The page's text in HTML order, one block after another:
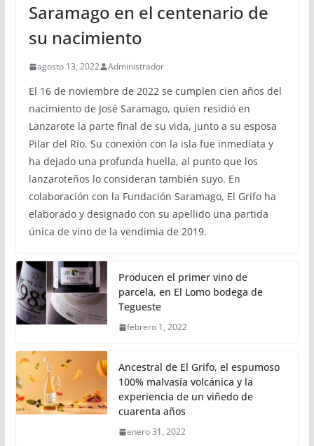
Saramago en el centenario de
su nacimiento
agosto 13, 2022 Administrador
El 16 de noviembre de 2022 se cumplen cien años del
nacimiento de José Saramago, quien residió en
Lanzarote la parte final de su vida, junto a su esposa
Pilar del Río. Su conexión con la isla fue inmediata y
ha dejado una profunda huella, al punto que los
lanzaroteños lo consideran también suyo. En
colaboración con la Fundación Saramago, El Grifo ha
elaborado y designado con su apellido una partida
única de vino de la vendimia de 2019.
Producen el primer vino de
parcela, en El Lomo bodega de
Tegueste
febrero 1, 2022
Ancestral de El Grifo, el espumoso
100% malvasía volcánica y la
experiencia de un viñedo de
cuarenta años
enero 31, 2022